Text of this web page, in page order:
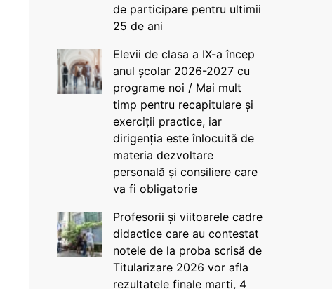
de participare pentru ultimii
25 de ani
Elevii de clasa a IX-a încep
anul școlar 2026-2027 cu
programe noi / Mai mult
timp pentru recapitulare și
exerciții practice, iar
dirigenția este înlocuită de
materia dezvoltare
personală și consiliere care
va fi obligatorie
Profesorii și viitoarele cadre
didactice care au contestat
notele de la proba scrisă de
Titularizare 2026 vor afla
rezultatele finale marți, 4